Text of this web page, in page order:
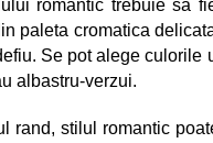
romantic trebuie sa
paleta cromatica
Se pot alege culorile
albastru-verzui.
rand, stilul romantic